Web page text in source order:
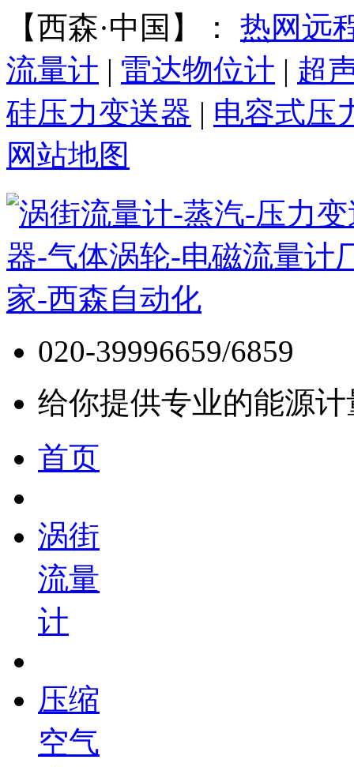
【西森·中国】： 热网远
流量计 | 雷达物位计 | 超
硅压力变送器 | 电容式压
网站地图
020-39996659/6859
给你提供专业的能源
首页
涡街
流量
计
压缩
空气